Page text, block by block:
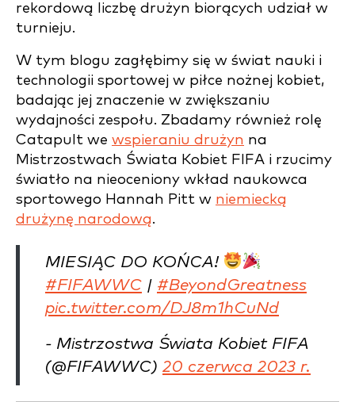
rekordową liczbę drużyn biorących udział w
turnieju.
W tym blogu zagłębimy się w świat nauki i
technologii sportowej w piłce nożnej kobiet,
badając jej znaczenie w zwiększaniu
wydajności zespołu. Zbadamy również rolę
Catapult we wspieraniu drużyn na
Mistrzostwach Świata Kobiet FIFA i rzucimy
światło na nieoceniony wkład naukowca
sportowego Hannah Pitt w niemiecką
drużynę narodową.
MIESIĄC DO KOŃCA!
#FIFAWWC | #BeyondGreatness
pic.twitter.com/DJ8m1hCuNd
- Mistrzostwa Świata Kobiet FIFA
(@FIFAWWC) 20 czerwca 2023 r.